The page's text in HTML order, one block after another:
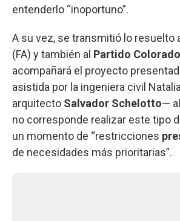
entenderlo “inoportuno”.
A su vez, se transmitió lo resuelto
(FA) y también al Partido Colorado
acompañará el proyecto
asistida por la ingeniera civil
arquitecto Salvador Schelotto—
no corresponde realizar este tipo
un momento de “restricciones
de necesidades más prioritarias”.